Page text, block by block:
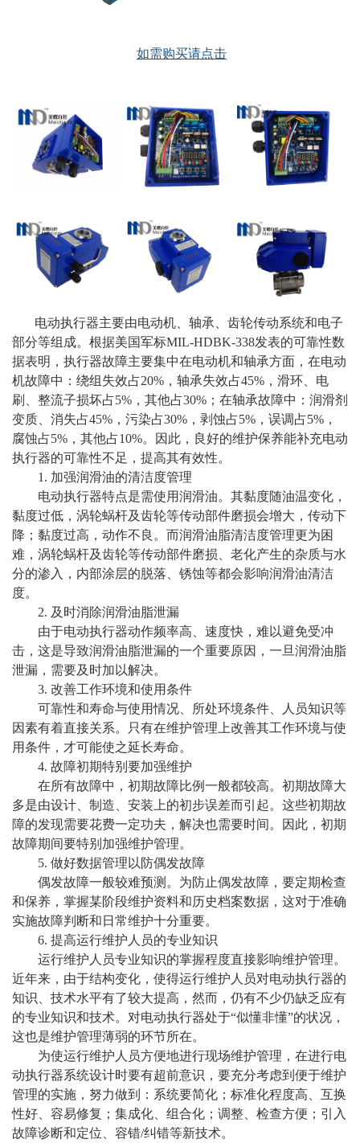
如需购买请点击
电动执行器主要由电动机、轴承、齿轮传动系统和电子
部分等组成。根据美国军标MIL-HDBK-338发表的可靠性数
据表明，执行器故障主要集中在电动机和轴承方面，在电动
机故障中：绕组失效占20%，轴承失效占45%，滑环、电
刷、整流子损坏占5%，其他占30%；在轴承故障中：润滑剂
变质、消失占45%，污染占30%，剥蚀占5%，误调占5%，
腐蚀占5%，其他占10%。因此，良好的维护保养能补充电动
执行器的可靠性不足，提高其有效性。
1. 加强润滑油的清洁度管理
电动执行器特点是需使用润滑油。其黏度随油温变化，
黏度过低，涡轮蜗杆及齿轮等传动部件磨损会增大，传动下
降；黏度过高，动作不良。而润滑油脂清洁度管理更为困
难，涡轮蜗杆及齿轮等传动部件磨损、老化产生的杂质与水
分的渗入，内部涂层的脱落、锈蚀等都会影响润滑油清洁
度。
2. 及时消除润滑油脂泄漏
由于电动执行器动作频率高、速度快，难以避免受冲
击，这是导致润滑油脂泄漏的一个重要原因，一旦润滑油脂
泄漏，需要及时加以解决。
3. 改善工作环境和使用条件
可靠性和寿命与使用情况、所处环境条件、人员知识等
因素有着直接关系。只有在维护管理上改善其工作环境与使
用条件，才可能使之延长寿命。
4. 故障初期特别要加强维护
在所有故障中，初期故障比例一般都较高。初期故障大
多是由设计、制造、安装上的初步误差而引起。这些初期故
障的发现需要花费一定功夫，解决也需要时间。因此，初期
故障期间要特别加强维护管理。
5. 做好数据管理以防偶发故障
偶发故障一般较难预测。为防止偶发故障，要定期检查
和保养，掌握某阶段维护资料和历史档案数据，这对于准确
实施故障判断和日常维护十分重要。
6. 提高运行维护人员的专业知识
运行维护人员专业知识的掌握程度直接影响维护管理。
近年来，由于结构变化，使得运行维护人员对电动执行器的
知识、技术水平有了较大提高，然而，仍有不少仍缺乏应有
的专业知识和技术。对电动执行器处于“似懂非懂”的状况，
这也是维护管理薄弱的环节所在。
为使运行维护人员方便地进行现场维护管理，在进行电
动执行器系统设计时要有超前意识，要充分考虑到便于维护
管理的实施，努力做到：系统要简化；标准化程度高、互换
性好、容易修复；集成化、组合化；调整、检查方便；引入
故障诊断和定位、容错/纠错等新技术。